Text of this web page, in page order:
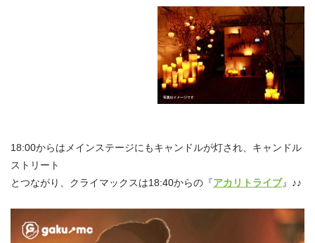
18:00からはメインステージにもキャンドルが灯され、キャンドル
ストリート
とつながり、クライマックスは18:40からの『アカリトライブ』♪♪